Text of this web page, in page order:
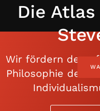
Die
Wir fördern den
Philosophie der